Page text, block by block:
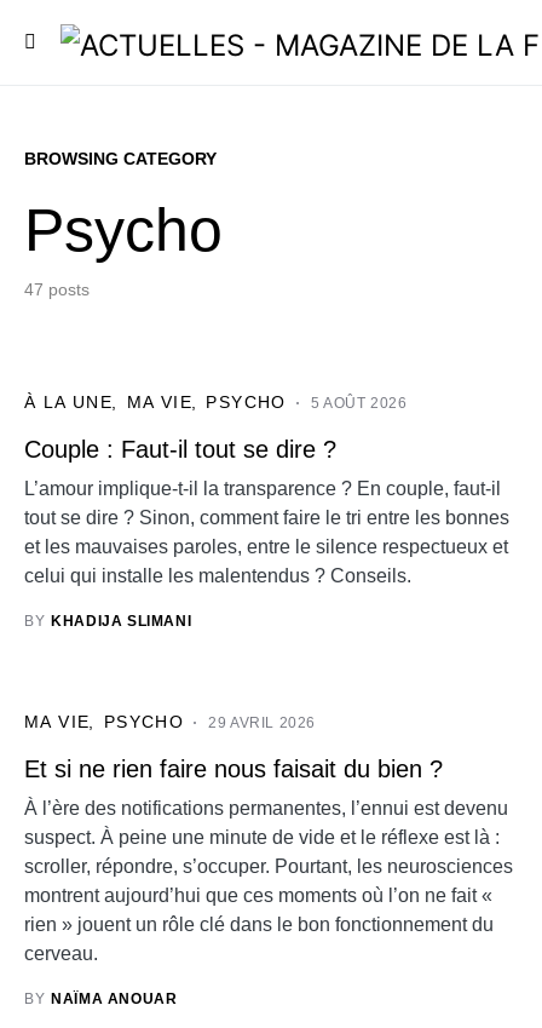
BROWSING CATEGORY
Psycho
47 posts
À LA UNE MA VIE PSYCHO 5 AOÛT 2026
Couple : Faut-il tout se dire ?
L’amour implique-t-il la transparence ? En couple, faut-il
tout se dire ? Sinon, comment faire le tri entre les bonnes
et les mauvaises paroles, entre le silence respectueux et
celui qui installe les malentendus ? Conseils.
BY KHADIJA SLIMANI
MA VIE PSYCHO 29 AVRIL 2026
Et si ne rien faire nous faisait du bien ?
À l’ère des notifications permanentes, l’ennui est devenu
suspect. À peine une minute de vide et le réflexe est là :
scroller, répondre, s’occuper. Pourtant, les neurosciences
montrent aujourd’hui que ces moments où l’on ne fait «
rien » jouent un rôle clé dans le bon fonctionnement du
cerveau.
BY NAÏMA ANOUAR